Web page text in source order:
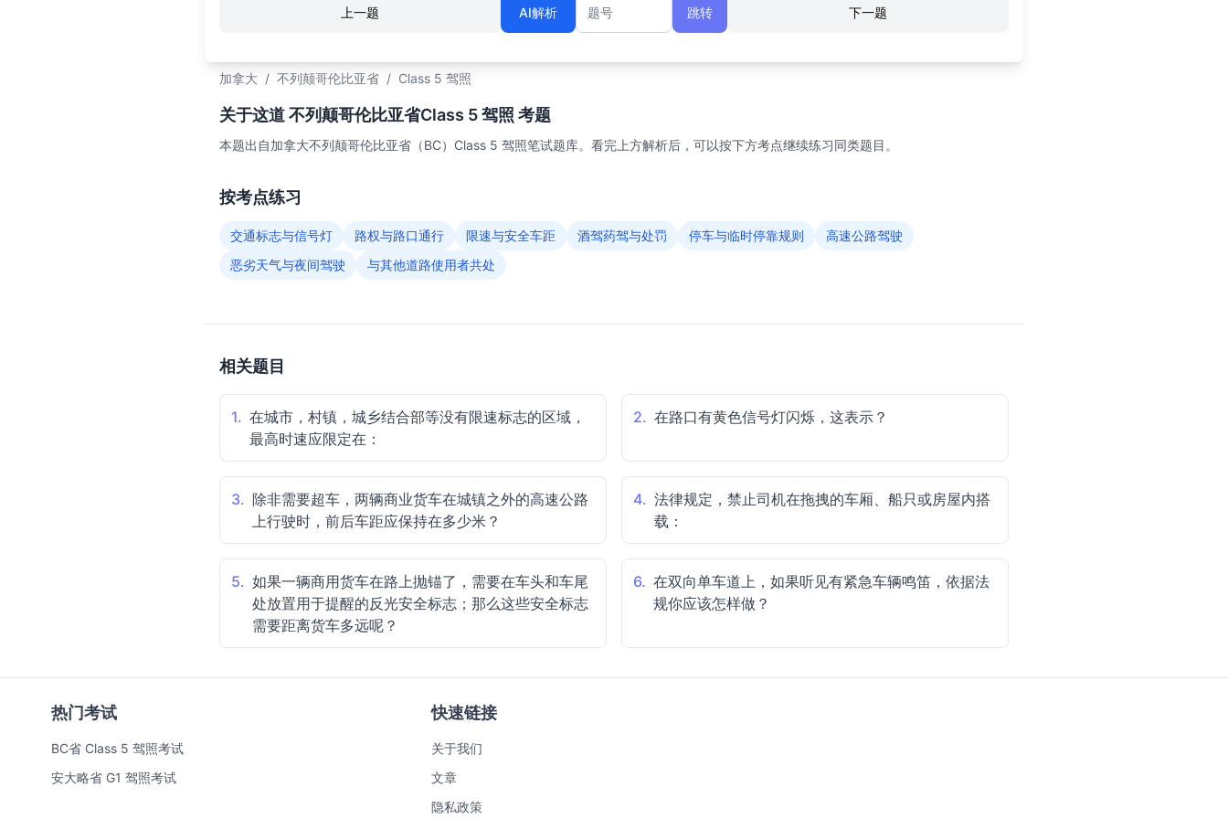
上一题 下一题
AI解析
题号
跳转
加拿大 / 不列颠哥伦比亚省 / Class 5 驾照
关于这道 不列颠哥伦比亚省Class 5 驾照 考题
本题出自加拿大不列颠哥伦比亚省（BC）Class 5 驾照笔试题库。看完上方解析后，可以按下方考点继续练习同类题目。
按考点练习
交通标志与信号灯 路权与路口通行 限速与安全车距 酒驾药驾与处罚 停车与临时停靠规则
高速公路驾驶
恶劣天气与夜间驾驶
与其他道路使用者共处
相关题目
1. 在城市，村镇，城乡结合部等没有限速标志的区域，
最高时速应限定在：
2. 在路口有黄色信号灯闪烁，这表示？
3. 除非需要超车，两辆商业货车在城镇之外的高速公路
上行驶时，前后车距应保持在多少米？
4. 法律规定，禁止司机在拖拽的车厢、船只或房屋内搭
载：
5. 如果一辆商用货车在路上抛锚了，需要在车头和车尾
处放置用于提醒的反光安全标志；那么这些安全标志
需要距离货车多远呢？
6. 在双向单车道上，如果听见有紧急车辆鸣笛，依据法
规你应该怎样做？
热门考试
BC省 Class 5 驾照考试
安大略省 G1 驾照考试
快速链接
关于我们
文章
隐私政策